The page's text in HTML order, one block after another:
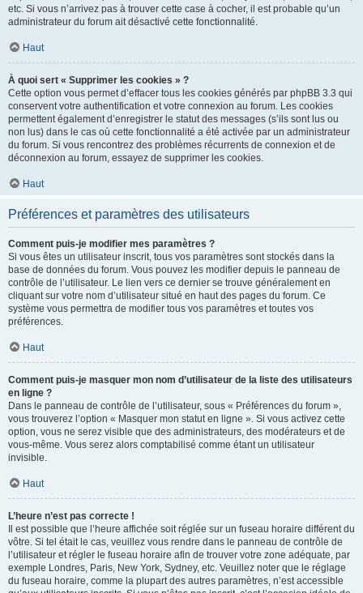
etc. Si vous n’arrivez pas à trouver cette case à cocher, il est probable qu’un
administrateur du forum ait désactivé cette fonctionnalité.
Haut
À quoi sert « Supprimer les cookies » ?
Cette option vous permet d’effacer tous les cookies générés par phpBB 3.3 qui
conservent votre authentification et votre connexion au forum. Les cookies
permettent également d’enregistrer le statut des messages (s’ils sont lus ou
non lus) dans le cas où cette fonctionnalité a été activée par un administrateur
du forum. Si vous rencontrez des problèmes récurrents de connexion et de
déconnexion au forum, essayez de supprimer les cookies.
Haut
Préférences et paramètres des utilisateurs
Comment puis-je modifier mes paramètres ?
Si vous êtes un utilisateur inscrit, tous vos paramètres sont stockés dans la
base de données du forum. Vous pouvez les modifier depuis le panneau de
contrôle de l’utilisateur. Le lien vers ce dernier se trouve généralement en
cliquant sur votre nom d’utilisateur situé en haut des pages du forum. Ce
système vous permettra de modifier tous vos paramètres et toutes vos
préférences.
Haut
Comment puis-je masquer mon nom d’utilisateur de la liste des utilisateurs
en ligne ?
Dans le panneau de contrôle de l’utilisateur, sous « Préférences du forum »,
vous trouverez l’option « Masquer mon statut en ligne ». Si vous activez cette
option, vous ne serez visible que des administrateurs, des modérateurs et de
vous-même. Vous serez alors comptabilisé comme étant un utilisateur
invisible.
Haut
L’heure n’est pas correcte !
Il est possible que l’heure affichée soit réglée sur un fuseau horaire différent du
vôtre. Si tel était le cas, veuillez vous rendre dans le panneau de contrôle de
l’utilisateur et régler le fuseau horaire afin de trouver votre zone adéquate, par
exemple Londres, Paris, New York, Sydney, etc. Veuillez noter que le réglage
du fuseau horaire, comme la plupart des autres paramètres, n’est accessible